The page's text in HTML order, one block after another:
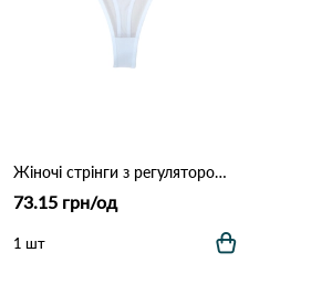
Жіночі стрінги з регулятором (Сітка) DALLIANCE 9964 Білий
73.15 грн/од
1 шт